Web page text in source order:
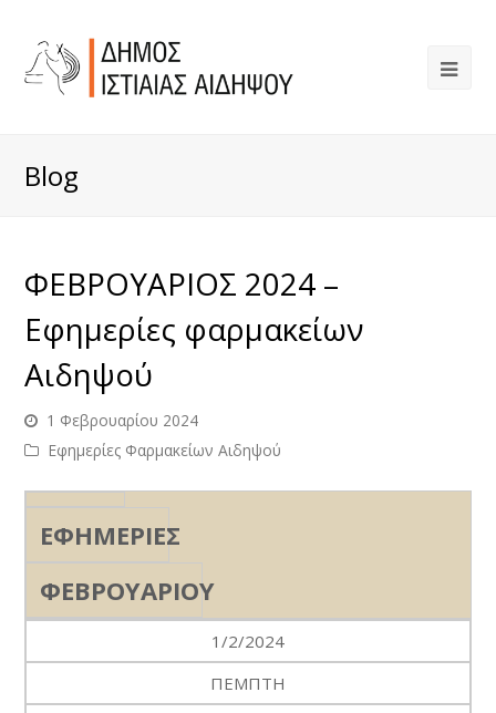
Blog
ΦΕΒΡΟΥΑΡΙΟΣ 2024 –
Εφημερίες φαρμακείων
Αιδηψού
1 Φεβρουαρίου 2024
Εφημερίες Φαρμακείων Αιδηψού
ΕΦΗΜΕΡΙΕΣ
ΦΕΒΡΟΥΑΡΙΟΥ
1/2/2024
ΠΕΜΠΤΗ